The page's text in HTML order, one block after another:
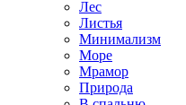
Лес
Листья
Минимализм
Море
Мрамор
Природа